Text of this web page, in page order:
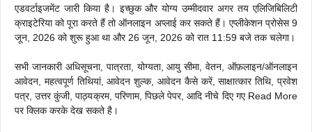
एडवर्टाइजमेंट जारी किया है। इच्छुक और योग्य उम्मीदवार अगर तय एलिजिबिलिटी
क्राइटेरिया को पूरा करते हैं तो ऑनलाइन अप्लाई कर सकते हैं। एप्लीकेशन प्रोसेस 9
जून, 2026 को शुरू हुआ था और 26 जून, 2026 को रात 11:59 बजे तक चलेगा।
सभी जानकारी अधिसूचना, पात्रता, योग्यता, आयु सीमा, वेतन, ऑफ़लाइन/ऑनलाइन
आवेदन, महत्वपूर्ण तिथियां, आवेदन शुल्क, आवेदन कैसे करें, साक्षात्कार तिथि, प्रवेश
पत्र, उत्तर कुंजी, पाठ्यक्रम, परिणाम, पिछले पेपर, आदि नीचे दिए गए Read More
पर क्लिक करके देख सकते है।